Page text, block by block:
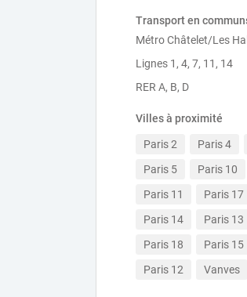
Transport en
Métro Châtelet/Les
Lignes 1, 4, 7, 11, 14
RER A, B, D
Villes à proximité
Paris 2 Paris 4
Paris 5
Paris 10
Paris 11
Paris 17
Paris 14
Paris 13
Paris 18
Paris 15
Paris 12
Vanves